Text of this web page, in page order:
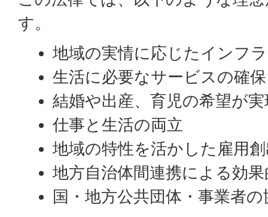
す。
地域の実情に応じたインフ
生活に必要なサービスの確保
結婚や出産、育児の希望が
仕事と生活の両立
地域の特性を活かした雇用
地方自治体間連携による効
国・地方公共団体・事業者の